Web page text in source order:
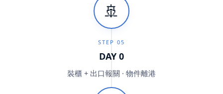
🚢
STEP 05
DAY 0
裝櫃 + 出口報關 · 物件離港